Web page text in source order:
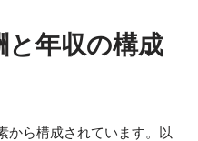
と年収の構成
から構成されています。以